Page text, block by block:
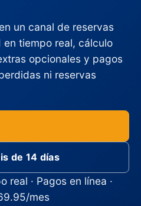
un canal de reservas
tiempo real, cálculo
opcionales y pagos
ni reservas
de 14 días
real · Pagos en línea ·
mes